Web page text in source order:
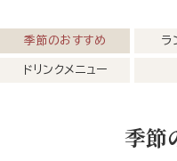
ツ
に
季節のおすすめ ラ
ドリンクメニュー
季節